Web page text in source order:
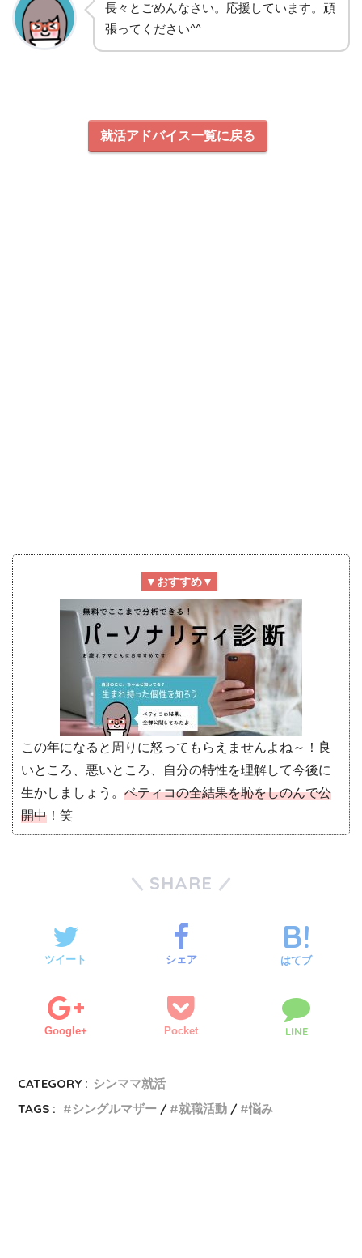
長々とごめんなさい。応援しています。頑
張ってください^^
就活アドバイス一覧に戻る
▼おすすめ▼
この年になると周りに怒ってもらえませんよね～！良
いところ、悪いところ、自分の特性を理解して今後に
生かしましょう。 ベティコの全結果を恥をしのんで公
開中 ！笑
SHARE
ツイート シェア はてブ
Google+ Pocket LINE
CATEGORY : シンママ就活
TAGS :
シングルマザー 就職活動 悩み